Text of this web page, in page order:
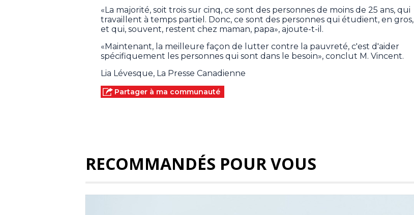
«La majorité, soit trois sur cinq, ce sont des personnes de moins de 25 ans, qui
travaillent à temps partiel. Donc, ce sont des personnes qui étudient, en gros,
et qui, souvent, restent chez maman, papa», ajoute-t-il.
«Maintenant, la meilleure façon de lutter contre la pauvreté, c'est d'aider
spécifiquement les personnes qui sont dans le besoin», conclut M. Vincent.
Lia Lévesque, La Presse Canadienne
Partager à ma communauté
RECOMMANDÉS POUR VOUS